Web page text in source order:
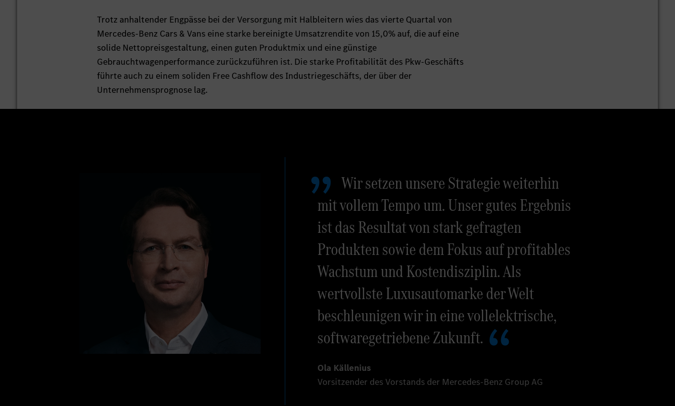
Trotz anhaltender Engpässe bei der Versorgung mit Halbleitern wies das vierte Quartal von
Mercedes-Benz Cars & Vans eine starke bereinigte Umsatzrendite von 15,0% auf, die auf eine
solide Nettopreisgestaltung, einen guten Produktmix und eine günstige
Gebrauchtwagenperformance zurückzuführen ist. Die starke Profitabilität des Pkw-Geschäfts
führte auch zu einem soliden Free Cashflow des Industriegeschäfts, der über der
Unternehmensprognose lag.
Wir setzen unsere Strategie weiterhin
mit vollem Tempo um. Unser gutes Ergebnis
ist das Resultat von stark gefragten
Produkten sowie dem Fokus auf profitables
Wachstum und Kostendisziplin. Als
wertvollste Luxusautomarke der Welt
beschleunigen wir in eine vollelektrische,
softwaregetriebene Zukunft.
Ola Källenius
Vorsitzender des Vorstands der Mercedes-Benz Group AG